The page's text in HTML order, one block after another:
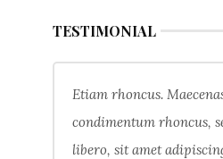
TESTIMONIAL
Etiam rhoncus.
condimentum rhoncus,
libero, sit amet